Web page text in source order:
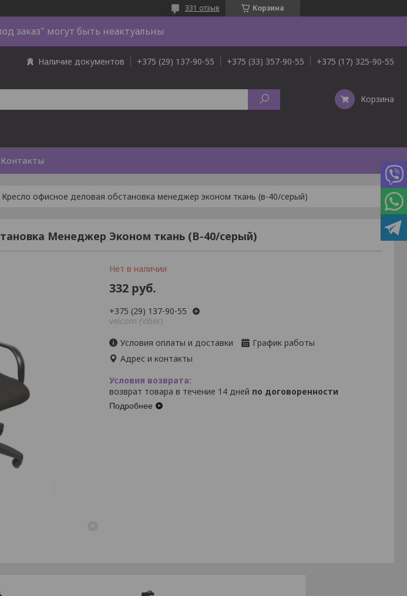
Корзина
331 отзыв
заказ" могут быть неактуальны
Наличие документов +375 (29) 137-90-55 +375 (33) 357-90-55 +375 (17) 325-90-55
Корзина
Контакты
Кресло офисное деловая обстановка менеджер эконом ткань (в-40/серый)
Менеджер Эконом ткань (В-40/серый)
Нет в наличии
332 руб.
+375 (29) 137-90-55
velcom (Viber)
Условия оплаты и доставки
График работы
Адрес и контакты
возврат товара в течение 14 дней по договоренности
Подробнее